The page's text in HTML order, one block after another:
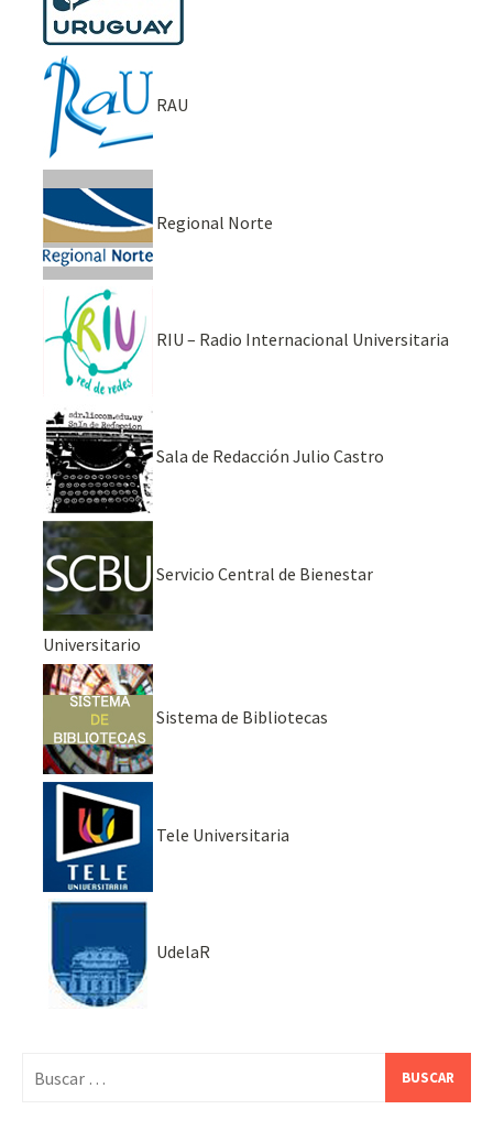
RAU
Regional Norte
RIU – Radio Internacional Universitaria
Sala de Redacción Julio Castro
Servicio Central de Bienestar
Universitario
Sistema de Bibliotecas
Tele Universitaria
UdelaR